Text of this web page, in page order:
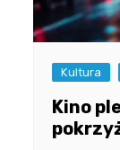
Kultura
Kino